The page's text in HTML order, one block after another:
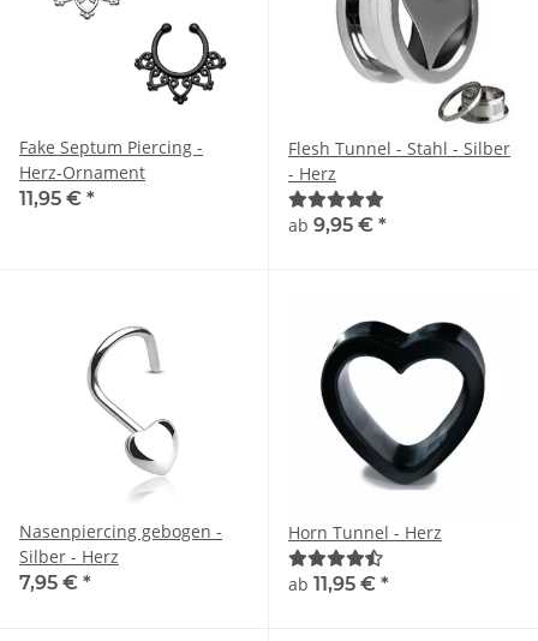
Fake Septum Piercing -
Herz-Ornament
11,95 € *
Flesh Tunnel - Stahl - Silber
- Herz
ab 9,95 € *
Nasenpiercing gebogen -
Silber - Herz
7,95 € *
Horn Tunnel - Herz
ab 11,95 € *